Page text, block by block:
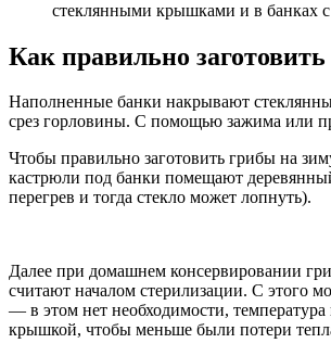
стеклянными крышками и в банках
Как правильно
Наполненные банки накрывают
срез горловины. С помощью зажима или
Чтобы правильно заготовить грибы на
кастрюли под банки помещают
перегрев и тогда стекло может лопнуть).
Далее при домашнем консервировании
считают началом стерилизации. С этого
— в этом нет необходимости,
крышкой, чтобы меньше были потери